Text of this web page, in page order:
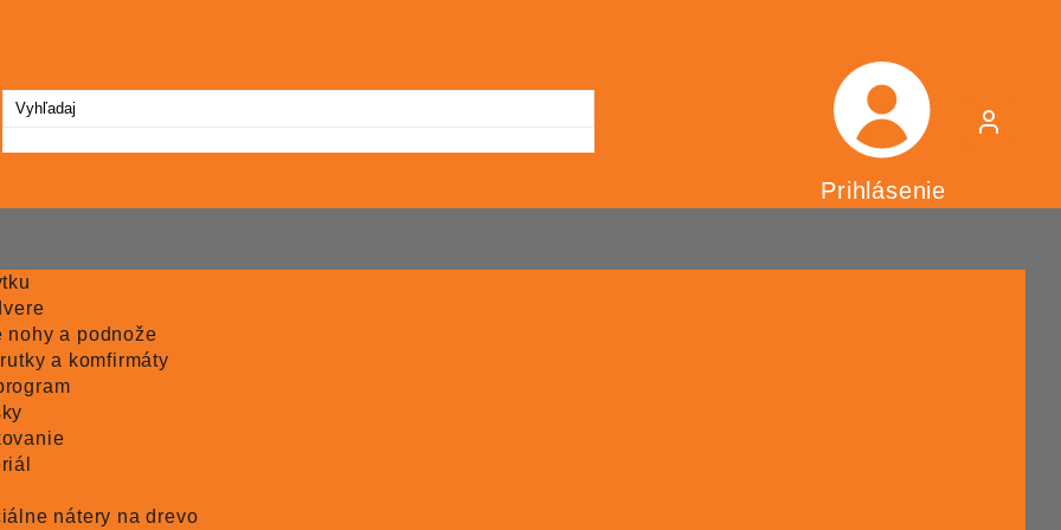
Prihlásenie
nohy a podnože
a komfirmáty
nátery na drevo